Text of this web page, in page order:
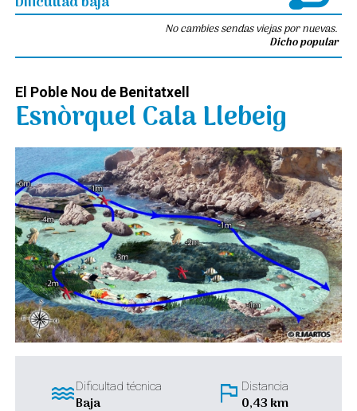
No cambies sendas viejas por nuevas.
Dicho popular
El Poble Nou de Benitatxell
Esnòrquel Cala Llebeig
waterDificultad técnica
Baja flag Distancia
0,43 km